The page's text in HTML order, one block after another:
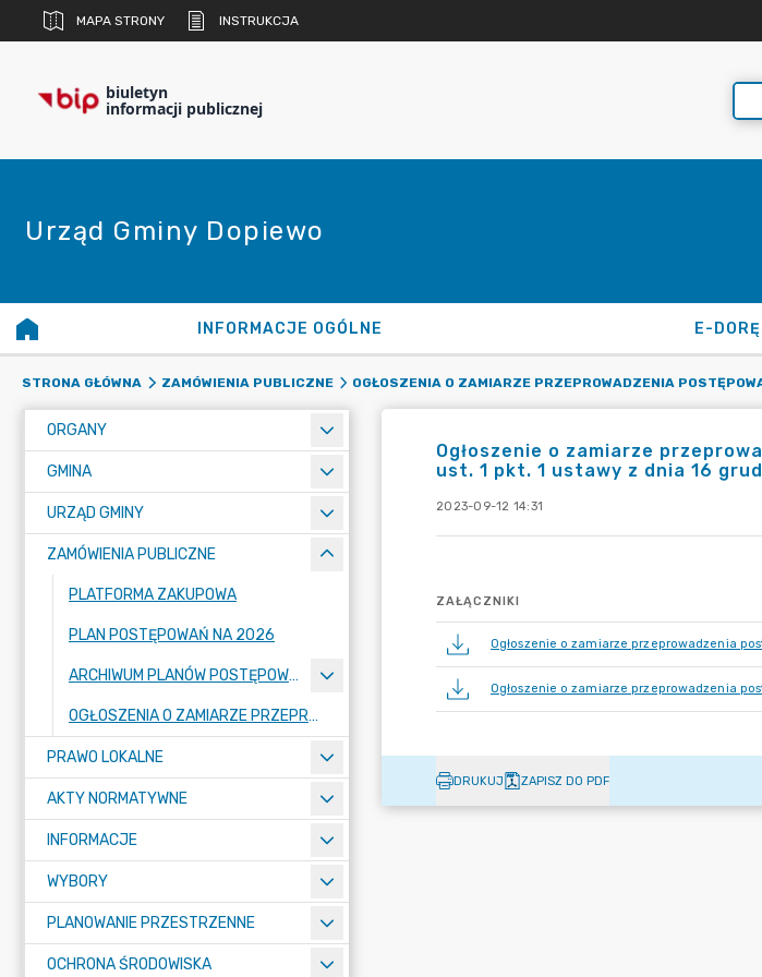
MAPA STRONY INSTRUKCJA
biuletyn
informacji publicznej
Urząd Gminy Dopiewo
INFORMACJE OGÓLNE E-
STRONA GŁÓWNA ZAMÓWIENIA PUBLICZNE OGŁOSZENIA O ZAMIARZE PRZEPROWADZENIA
ORGANY
GMINA
URZĄD GMINY
ZAMÓWIENIA PUBLICZNE
PLATFORMA ZAKUPOWA
PLAN POSTĘPOWAŃ NA 2026
ARCHIWUM PLANÓW POSTĘPOWAŃ
OGŁOSZENIA O ZAMIARZE PRZEPROWADZENIA POSTĘPOWANIA
PRAWO LOKALNE
AKTY NORMATYWNE
INFORMACJE
WYBORY
PLANOWANIE PRZESTRZENNE
OCHRONA ŚRODOWISKA
Ogłoszenie o zamiarze
ust. 1 pkt. 1 ustawy z dnia 16
2023-09-12 14:31
ZAŁĄCZNIKI
Ogłoszenie o zamiarze przeprowadzenia
Ogłoszenie o zamiarze przeprowadzenia
DRUKUJ ZAPISZ DO PDF